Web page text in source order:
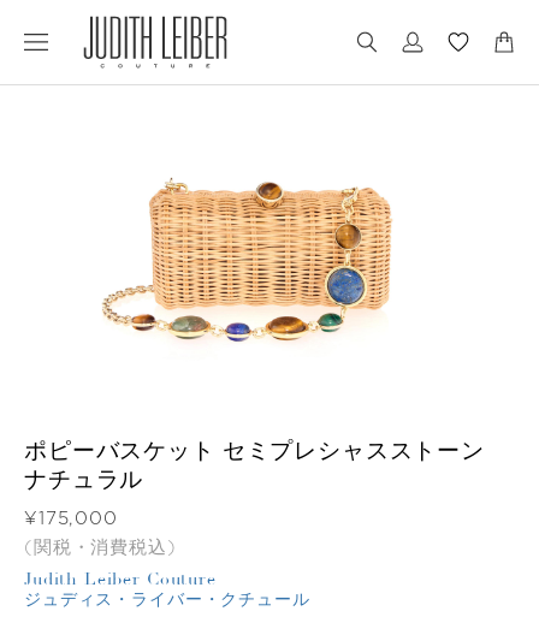
to
to
ポピーバスケット セミプレシャスストーン
ナチュラル
価格
¥175,000
(関税・消費税込)
Judith Leiber Couture
ジュディス・ライバー・クチュール